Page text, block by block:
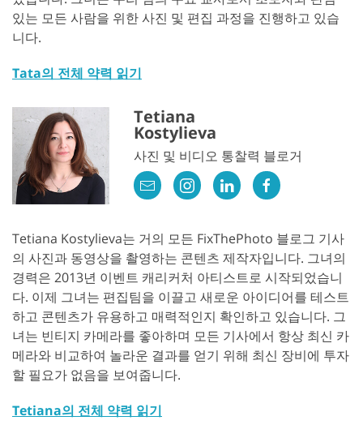
있는 모든 사람을 위한 사진 및 편집 과정을 진행하고 있습
니다.
Tata의 전체 약력 읽기
Tetiana
Kostylieva
사진 및 비디오 통찰력 블로거
Tetiana Kostylieva는 거의 모든 FixThePhoto 블로그 기사
의 사진과 동영상을 촬영하는 콘텐츠 제작자입니다. 그녀의
경력은 2013년 이벤트 캐리커처 아티스트로 시작되었습니
다. 이제 그녀는 편집팀을 이끌고 새로운 아이디어를 테스트
하고 콘텐츠가 유용하고 매력적인지 확인하고 있습니다. 그
녀는 빈티지 카메라를 좋아하며 모든 기사에서 항상 최신 카
메라와 비교하여 놀라운 결과를 얻기 위해 최신 장비에 투자
할 필요가 없음을 보여줍니다.
Tetiana의 전체 약력 읽기